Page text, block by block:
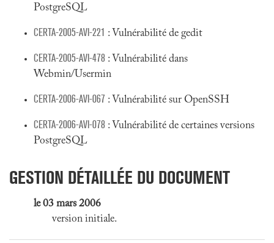
PostgreSQL
CERTA-2005-AVI-221 : Vulnérabilité de gedit
CERTA-2005-AVI-478 : Vulnérabilité dans
Webmin/Usermin
CERTA-2006-AVI-067 : Vulnérabilité sur OpenSSH
CERTA-2006-AVI-078 : Vulnérabilité de certaines versions
PostgreSQL
GESTION DÉTAILLÉE DU DOCUMENT
le 03 mars 2006
version initiale.